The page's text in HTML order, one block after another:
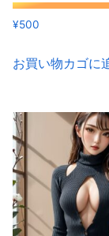
¥500
お買い物カゴに